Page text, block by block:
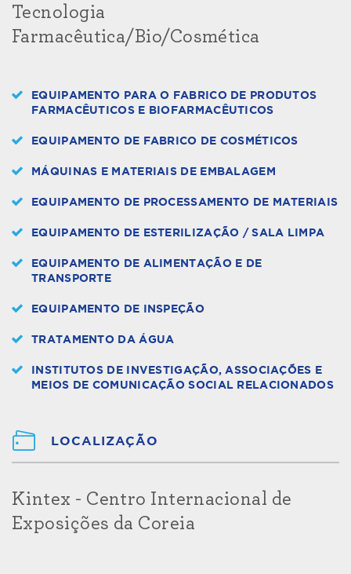
Tecnologia
Farmacêutica/Bio/Cosmética
EQUIPAMENTO PARA O FABRICO DE PRODUTOS
FARMACÊUTICOS E BIOFARMACÊUTICOS
EQUIPAMENTO DE FABRICO DE COSMÉTICOS
MÁQUINAS E MATERIAIS DE EMBALAGEM
EQUIPAMENTO DE PROCESSAMENTO DE MATERIAIS
EQUIPAMENTO DE ESTERILIZAÇÃO / SALA LIMPA
EQUIPAMENTO DE ALIMENTAÇÃO E DE
TRANSPORTE
EQUIPAMENTO DE INSPEÇÃO
TRATAMENTO DA ÁGUA
INSTITUTOS DE INVESTIGAÇÃO, ASSOCIAÇÕES E
MEIOS DE COMUNICAÇÃO SOCIAL RELACIONADOS
LOCALIZAÇÃO
Kintex - Centro Internacional de
Exposições da Coreia